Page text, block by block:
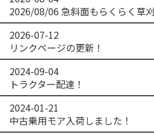
2026/08/06 急斜面もらくらく草
2026-07-12
リンクページの更新！
2024-09-04
トラクター配達！
2024-01-21
中古乗用モア入荷しました！